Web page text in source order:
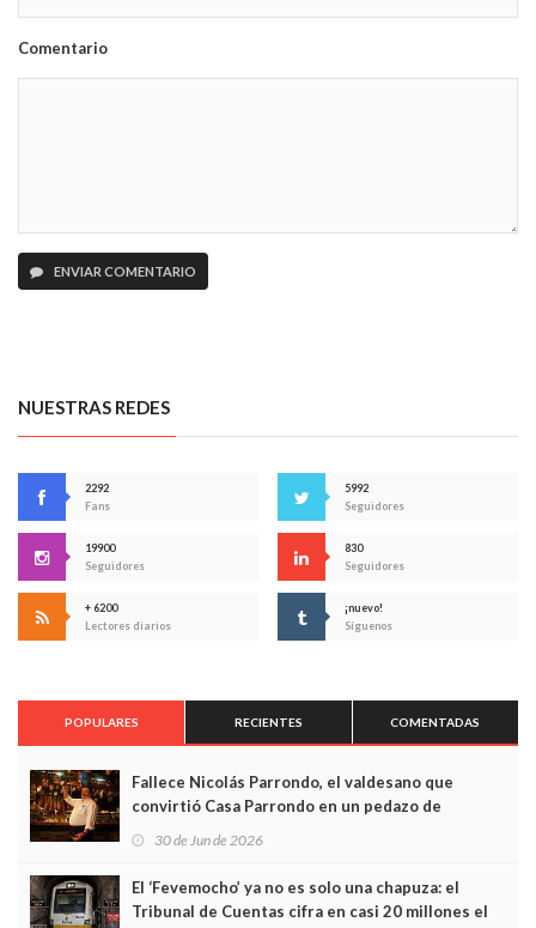
Comentario
ENVIAR COMENTARIO
NUESTRAS REDES
2292
Fans
5992
Seguidores
19900
Seguidores
830
Seguidores
+ 6200
Lectores diarios
¡nuevo!
Síguenos
POPULARES RECIENTES COMENTADAS
Fallece Nicolás Parrondo, el valdesano que
convirtió Casa Parrondo en un pedazo de
Asturias en Madrid
30 de Jun de 2026
El ‘Fevemocho’ ya no es solo una chapuza: el
Tribunal de Cuentas cifra en casi 20 millones el